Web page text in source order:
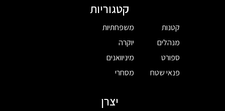
קטגוריות
קטנות
מנהלים
ספורט
פנאי שטח
משפחתיות
יוקרה
מיניוואנים
מסחרי
יצרן